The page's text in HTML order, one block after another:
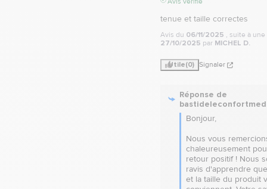
tenue et taille correctes
Avis du 06/11/2025 , suite à
27/10/2025 par MICHEL D.
Utile(0) Signaler
Réponse de
Bonjour,
Nous vous
chaleureusement
retour positif ! Nous
ravis d'apprendre
et la taille du produit